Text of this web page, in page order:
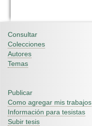
Consultar
Colecciones
Autores
Temas
Publicar
Como agregar mis trabajos
Información para tesistas
Subir tesis